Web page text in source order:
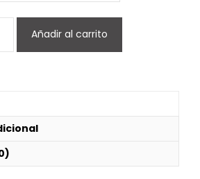
DOBOK
POOMSAE
cantidad
Añadir al carrito